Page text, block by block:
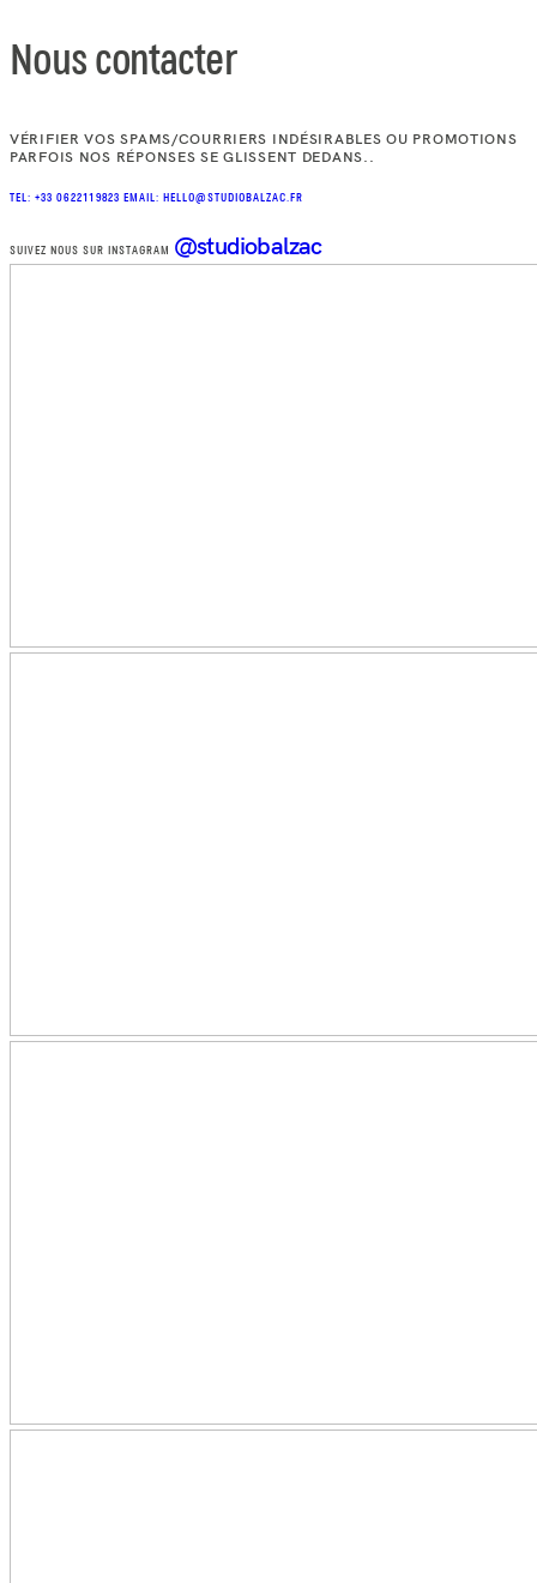
Nous contacter
VÉRIFIER VOS SPAMS/COURRIERS INDÉSIRABLES OU PROMOTIONS
PARFOIS NOS RÉPONSES SE GLISSENT DEDANS..
TEL: +33 0622119823 EMAIL: HELLO@STUDIOBALZAC.FR
SUIVEZ NOUS SUR INSTAGRAM @studiobalzac